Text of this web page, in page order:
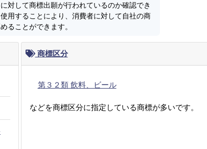
対して商標出願が行われているのか確認でき
用することにより、消費者に対して自社の商
ることができます。
商標区分
第３２類 飲料、ビール
などを商標区分に指定している商標が多いです。